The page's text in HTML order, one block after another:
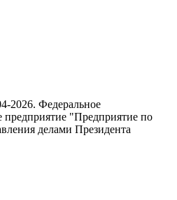
2026. Федеральное
предприятие "Предприятие по
делами Президента